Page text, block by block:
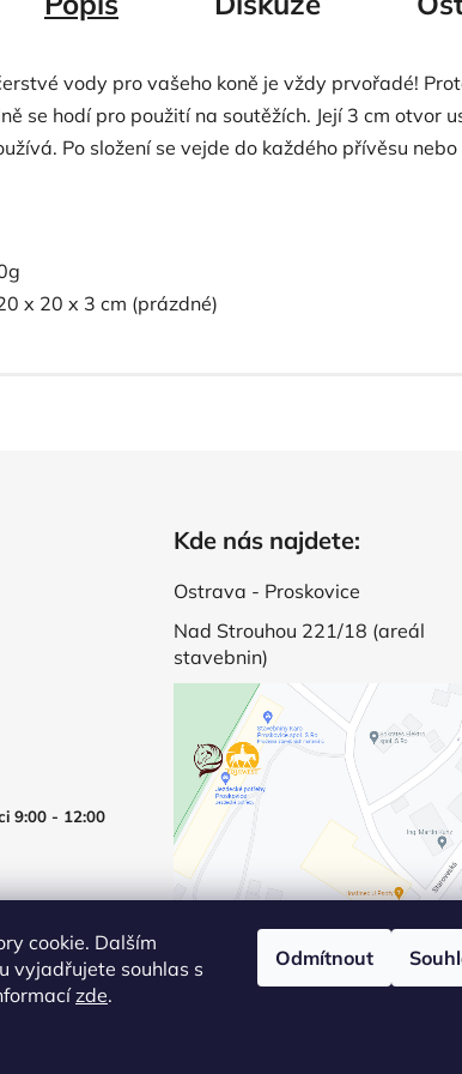
cookie. Dalším
vyjadřujete souhlas s
zde.
Odmítnout
vody pro vašeho koně je vždy prvořadé!
se hodí pro použití na soutěžích. Její 3 cm otvor
Po složení se vejde do každého přívěsu
x 20 x 3 cm (prázdné)
9:00 - 12:00
Kde nás najdete:
Ostrava - Proskovice
Nad Strouhou 221/18 (areál
stavebnin)